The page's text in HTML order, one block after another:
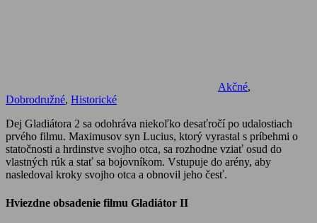
Akčné,
Dobrodružné, Historické
Dej Gladiátora 2 sa odohráva niekoľko desaťročí po udalostiach
prvého filmu. Maximusov syn Lucius, ktorý vyrastal s príbehmi o
statočnosti a hrdinstve svojho otca, sa rozhodne vziať osud do
vlastných rúk a stať sa bojovníkom. Vstupuje do arény, aby
nasledoval kroky svojho otca a obnovil jeho česť.
Hviezdne obsadenie filmu Gladiátor II